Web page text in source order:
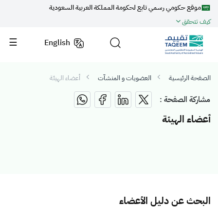
موقع حكومي رسمي تابع لحكومة المملكة العربية السعودية
كيف تتحقق
English
الصفحة الرئيسية العضويات و المنشآت أعضاء الهيئة
مشاركة الصفحة :
أعضاء الهيئة
البحث عن دليل الأعضاء